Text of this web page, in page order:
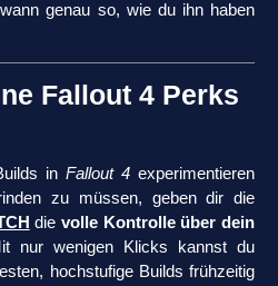
genau so, wie du ihn haben
Fallout 4 Perks
inFallout 4experimentieren
zu müssen, geben dir die
dievolle Kontrolle über dein
nur wenigen Klicks kannst du
hochstufige Builds frühzeitig